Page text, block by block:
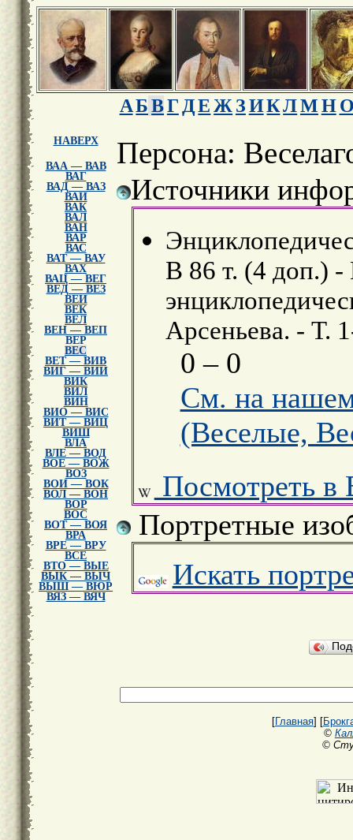
АБВГ ДЕ Ж ЗИКЛМН
НАВЕРХ
ВАА — ВАВ
ВАГ
ВАД — ВАЗ
ВАИ
ВАК
ВАЛ
ВАН
ВАР
ВАС
ВАТ — ВАУ
ВАХ
ВАЦ — ВЕГ
ВЕД — ВЕЗ
ВЕИ
ВЕК
ВЕЛ
ВЕН — ВЕП
ВЕР
ВЕС
ВЕТ — ВИВ
ВИГ — ВИИ
ВИК
ВИЛ
ВИН
ВИО — ВИС
ВИТ — ВИЦ
ВИШ
ВЛА
ВЛЕ — ВОД
ВОЕ — ВОЖ
ВОЗ
ВОИ — ВОК
ВОЛ — ВОН
ВОР
ВОС
ВОТ — ВОЯ
ВРА
ВРЕ — ВРУ
ВСЕ
ВТО — ВЫЕ
ВЫК — ВЫЧ
ВЫШ — ВЮР
ВЯЗ — ВЯЧ
Персона:
Источники
В 86 т. (4 доп.)
Арсеньева. - Т.
0 – 0
См. на нашем
(Веселые,
Посмотреть в
Портретные
Искать
[Главная] [
©
©